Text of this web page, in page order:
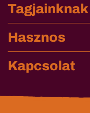
Tagjainknak
Hasznos
Kapcsolat